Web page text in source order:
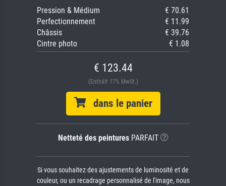
Pression & Médium
€ 70.61
Perfectionnement
€ 11.99
Châssis
€ 39.76
Cintre photo
€ 1.08
€ 123.44
(Enthält 17% MwSt.)
dans le panier
Netteté des peinturesPARFAIT
Si vous souhaitez des ajustements de luminosité et de
couleur, ou un recadrage personnalisé de l'image, nous